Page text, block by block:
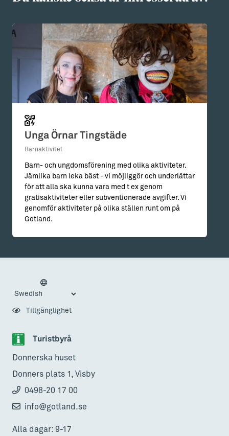
Unga Örnar Tingstäde
Barnaktivitet
Barn- och ungdomsförening med olika aktiviteter.
Jämlika barn leka bäst - vi möjliggör och underlättar
för att alla ska kunna vara med t ex genom
gratisaktiviteter eller subventionerade avgifter. Vi
genomför aktiviteter på olika ställen runt om på
Gotland.
Turistbyrå
Donnerska huset
Donners plats 1, Visby
0498-20 17 00
info@gotland.se
Alla dagar: 9-17
Tillgänglighet